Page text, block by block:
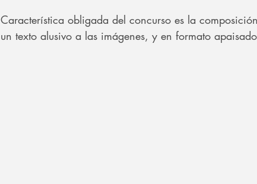
Característica obligada del concurso es la
un texto alusivo a las imágenes, y en formato